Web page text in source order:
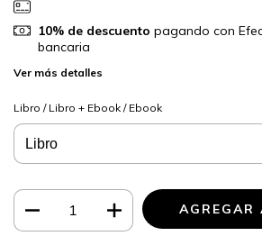
10% de descuento pagando con
bancaria
Ver más detalles
Libro / Libro + Ebook / Ebook